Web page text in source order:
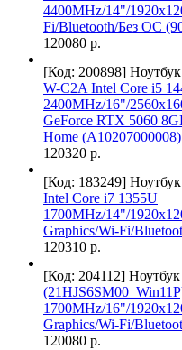
4400MHz/14"/
Fi/Bluetooth/Без ОС
120080 р.
[Код: 200898] Ноутбук
W-C2A Intel Core i5
2400MHz/16"/
GeForce RTX 5060
Home
120320 р.
[Код: 183249] Ноутбук
Intel Core i7 1355U
1700MHz/14"/
Graphics/Wi-Fi/
120310 р.
[Код: 204112] Ноутбук
1700MHz/16"/
Graphics/Wi-Fi/
120080 р.